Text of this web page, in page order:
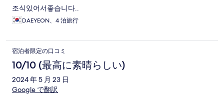
조식있어서좋습니다..
DAEYEON、4 泊旅行
宿泊者限定の口コミ
10/10 (最高に素晴らしい)
2024 年 5 月 23 日
Google で翻訳